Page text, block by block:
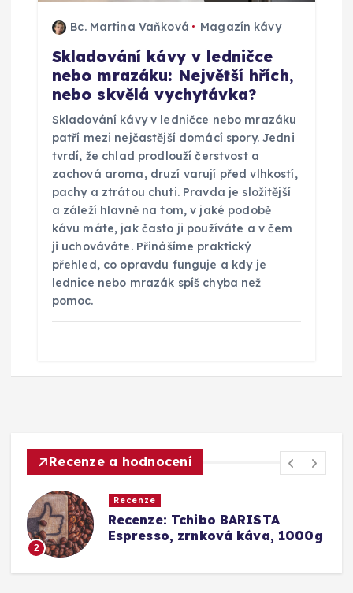
Bc. Martina Vaňková Magazín kávy
Skladování kávy v ledničce
nebo mrazáku: Největší hřích,
nebo skvělá vychytávka?
Skladování kávy v ledničce nebo mrazáku
patří mezi nejčastější domácí spory. Jedni
tvrdí, že chlad prodlouží čerstvost a
zachová aroma, druzí varují před vlhkostí,
pachy a ztrátou chuti. Pravda je složitější
a záleží hlavně na tom, v jaké podobě
kávu máte, jak často ji používáte a v čem
ji uchováváte. Přinášíme praktický
přehled, co opravdu funguje a kdy je
lednice nebo mrazák spíš chyba než
pomoc.
Recenze a hodnocení
3
Recenze
Srovnání a recenze: Tchibo
Barista Caffè Crema vs.